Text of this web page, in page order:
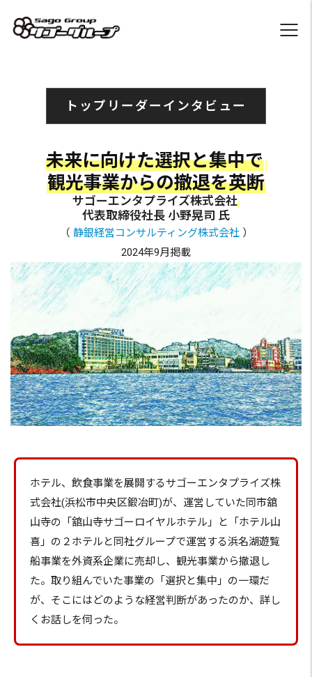
トップリーダーインタビュー
未来に向けた選択と集中で
観光事業からの撤退を英断
サゴーエンタプライズ株式会社
代表取締役社長 小野晃司 氏
（ 静銀経営コンサルティング株式会社）
2024年9月掲載
ホテル、飲食事業を展開するサゴーエンタプライズ株
式会社(浜松市中央区鍛冶町)が、運営していた同市舘
山寺の「舘山寺サゴーロイヤルホテル」と「ホテル山
喜」の２ホテルと同社グループで運営する浜名湖遊覧
船事業を外資系企業に売却し、観光事業から撤退し
た。取り組んでいた事業の「選択と集中」の一環だ
が、そこにはどのような経営判断があったのか、詳し
くお話しを伺った。